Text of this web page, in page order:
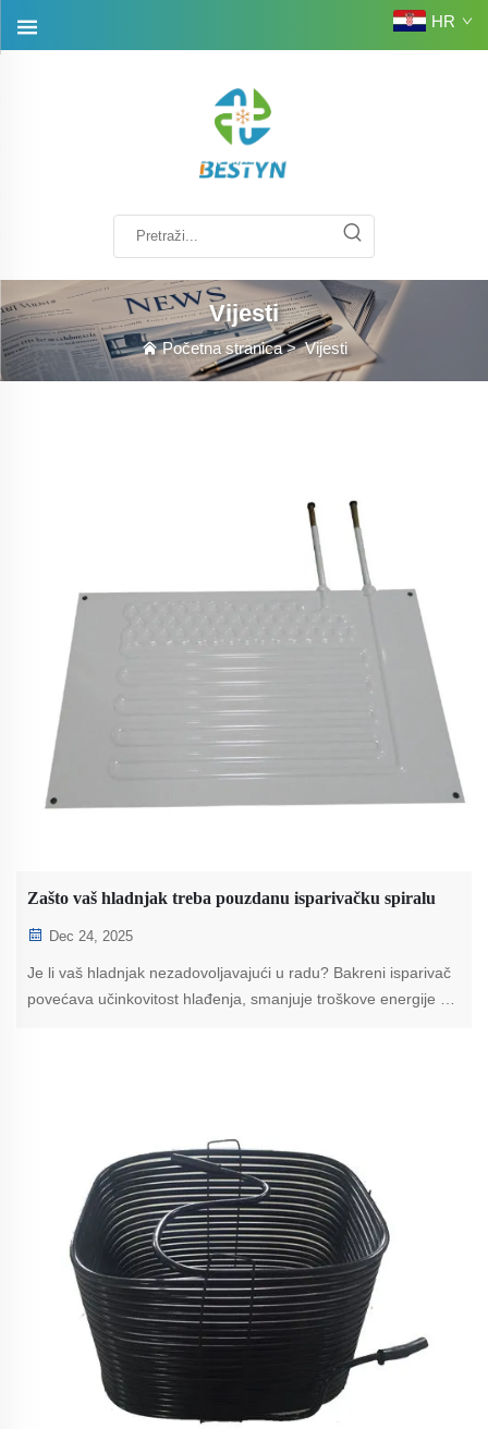
HR
Vijesti
Početna stranica>Vijesti
Zašto vaš hladnjak treba pouzdanu isparivačku spiralu
Dec 24, 2025
Je li vaš hladnjak nezadovoljavajući u radu? Bakreni isparivač
povećava učinkovitost hlađenja, smanjuje troškove energije do